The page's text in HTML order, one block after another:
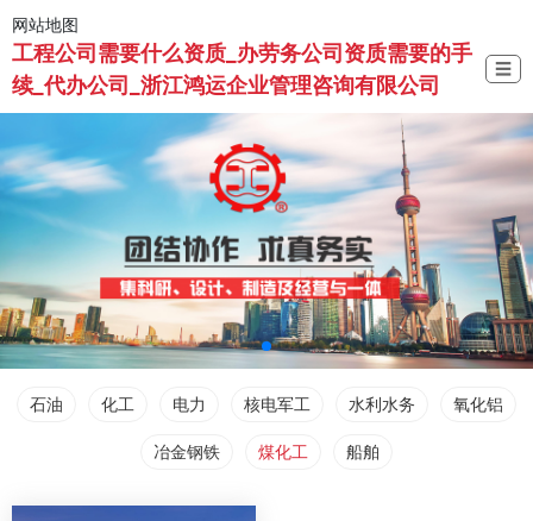
网站地图
工程公司需要什么资质_办劳务公司资质需要的手
续_代办公司_浙江鸿运企业管理咨询有限公司
☰
石油 化工 电力 核电军工 水利水务 氧化铝
冶金钢铁 煤化工 船舶